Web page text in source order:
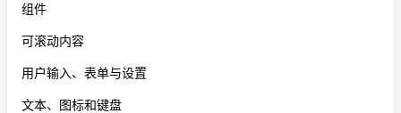
组件
可滚动内容
用户输入、表单与设置
文本、图标和键盘